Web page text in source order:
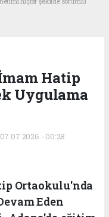
Hatip
Uygulama
- 00:28
Ortaokulu'nda
Eden